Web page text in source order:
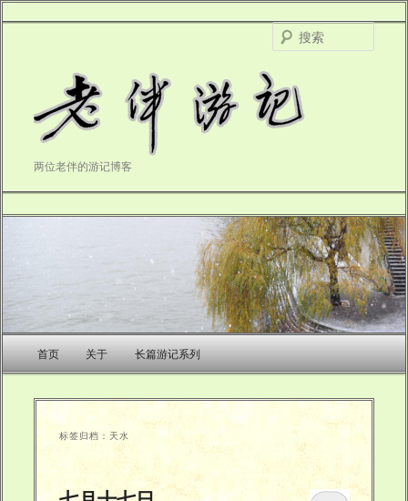
两位老伴的游记博客
主
页
跳
至
主
跳
至
副
首页 关于 长篇游记系列
标签归档： 天水